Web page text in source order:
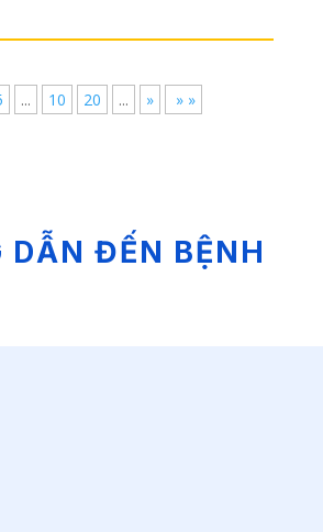
... 10 20 ... » » »
DẪN ĐẾN BỆNH